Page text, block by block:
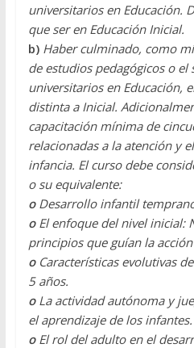
universitarios en Educación.
que ser en Educación Inicial.
b) Haber culminado, como
de estudios pedagógicos o el
universitarios en Educación,
distinta a Inicial.
capacitación mínima de
relacionadas a la atención y
infancia. El curso debe
o su equivalente:
oDesarrollo infantil
oEl enfoque del nivel inicial:
principios que guían la
oCaracterísticas evolutivas
5 años.
oLa actividad autónoma y
el aprendizaje de los infantes.
oEl rol del adulto en el